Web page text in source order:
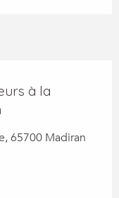
à la
65700 Madiran